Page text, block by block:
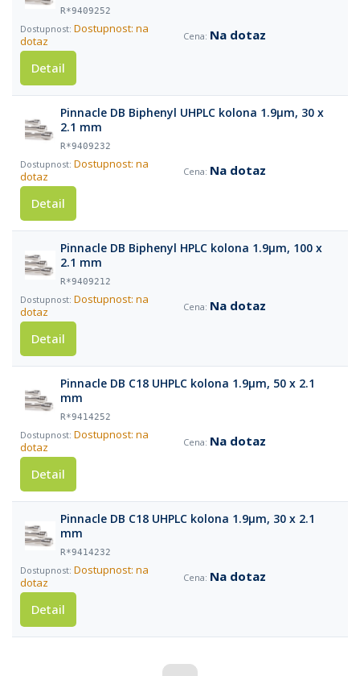
R*9409252
Dostupnost: na
dotaz
Na dotaz
Detail
Pinnacle DB Biphenyl UHPLC kolona 1.9µm, 30 x
2.1 mm
R*9409232
Dostupnost: na
dotaz
Na dotaz
Detail
Pinnacle DB Biphenyl HPLC kolona 1.9µm, 100 x
2.1 mm
R*9409212
Dostupnost: na
dotaz
Na dotaz
Detail
Pinnacle DB C18 UHPLC kolona 1.9µm, 50 x 2.1
mm
R*9414252
Dostupnost: na
dotaz
Na dotaz
Detail
Pinnacle DB C18 UHPLC kolona 1.9µm, 30 x 2.1
mm
R*9414232
Dostupnost: na
dotaz
Na dotaz
Detail